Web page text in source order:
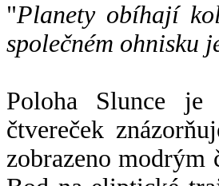
"Planety obíhají
společném ohnisku
Poloha Slunce je
čtvereček
zobrazeno modrým